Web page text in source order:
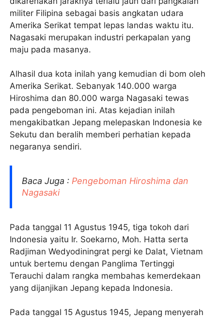
militer Filipina sebagai basis angkatan udara
Amerika Serikat tempat lepas landas waktu itu.
Nagasaki merupakan industri perkapalan yang
maju pada masanya.
Alhasil dua kota inilah yang kemudian di bom oleh
Amerika Serikat. Sebanyak 140.000 warga
Hiroshima dan 80.000 warga Nagasaki tewas
pada pengeboman ini. Atas kejadian inilah
mengakibatkan Jepang melepaskan Indonesia ke
Sekutu dan beralih memberi perhatian kepada
negaranya sendiri.
Baca Juga : Pengeboman Hiroshima dan
Nagasaki
Pada tanggal 11 Agustus 1945, tiga tokoh dari
Indonesia yaitu Ir. Soekarno, Moh. Hatta serta
Radjiman Wedyodiningrat pergi ke Dalat, Vietnam
untuk bertemu dengan Panglima Tertinggi
Terauchi dalam rangka membahas kemerdekaan
yang dijanjikan Jepang kepada Indonesia.
Pada tanggal 15 Agustus 1945, Jepang menyerah